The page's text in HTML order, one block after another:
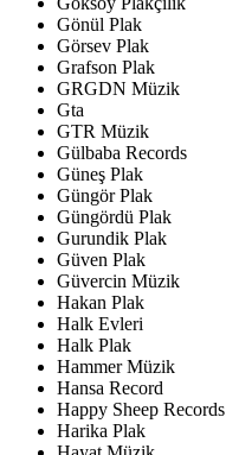
Gönül Plak
Görsev Plak
Grafson Plak
GRGDN Müzik
Gta
GTR Müzik
Gülbaba Records
Güneş Plak
Güngör Plak
Güngördü Plak
Gurundik Plak
Güven Plak
Güvercin Müzik
Hakan Plak
Halk Evleri
Halk Plak
Hammer Müzik
Hansa Record
Happy Sheep Records
Harika Plak